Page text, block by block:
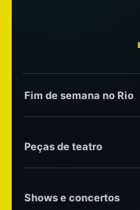
Fim de semana no Rio
Peças de teatro
Shows e concertos